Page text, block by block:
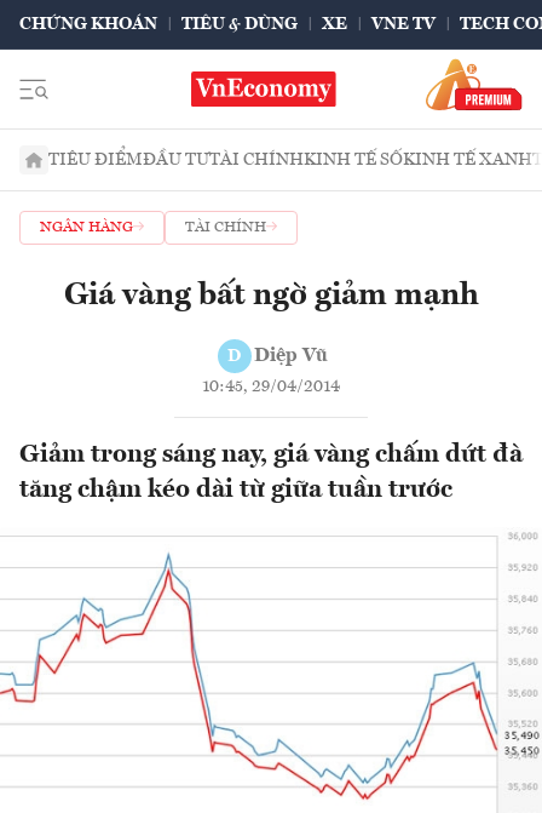
CHỨNG KHOÁN TIÊU & DÙNG XE VNE TV TECH
TIÊU ĐIỂMĐẦU TƯTÀI CHÍNHKINH TẾ SỐKINH TẾ XANH
NGÂN HÀNG TÀI CHÍNH
Giá vàng bất ngờ giảm mạnh
D Diệp Vũ
10:45, 29/04/2014
Giảm trong sáng nay, giá vàng chấm dứt đà
tăng chậm kéo dài từ giữa tuần trước